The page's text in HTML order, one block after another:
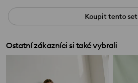
Koupit tento set
Ostatní zákazníci si také vybrali